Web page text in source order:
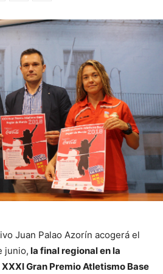
Juan Palao Azorín acogerá el
junio, la final regional en la
Gran Premio Atletismo Base